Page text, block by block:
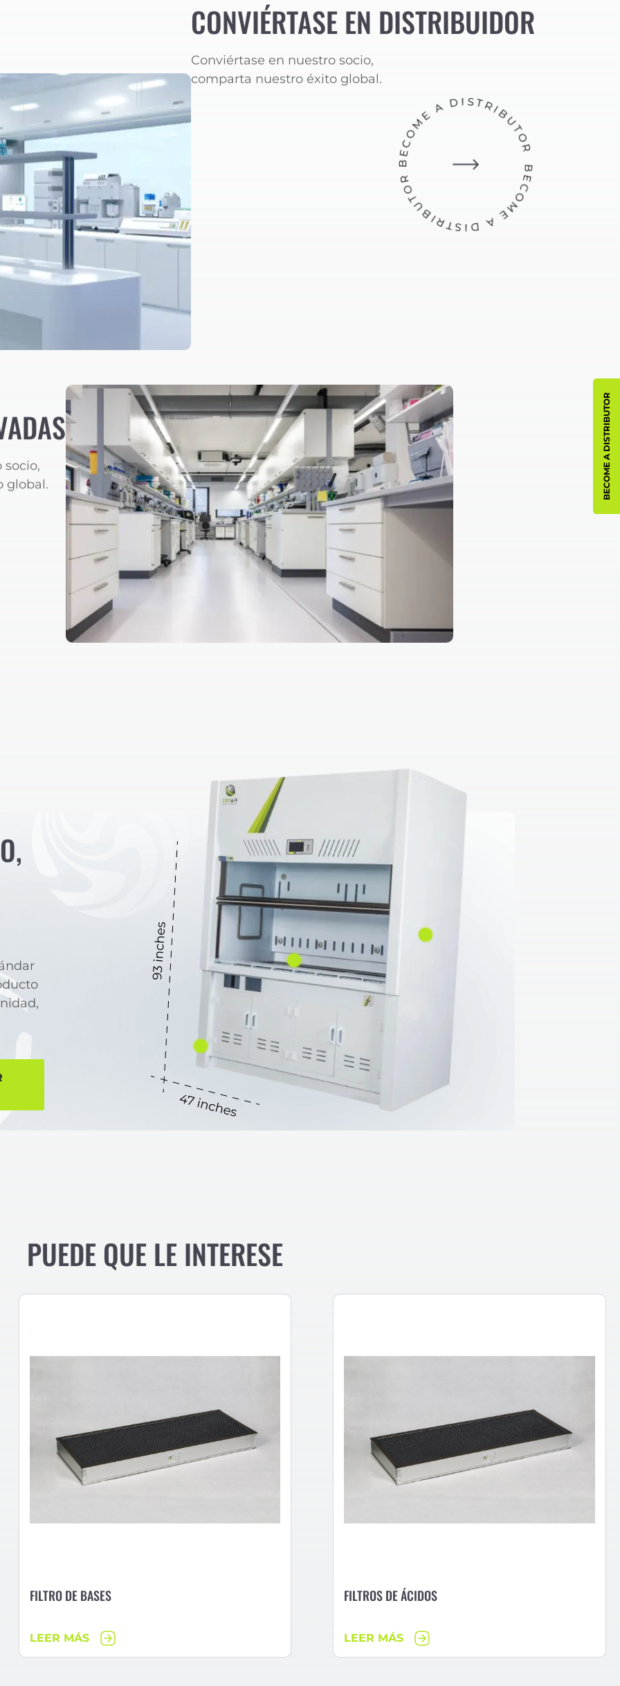
BECOME A DISTRIBUTOR
CONVIÉRTASE EN DISTRIBUIDOR
Conviértase en nuestro socio,
comparta nuestro éxito global.
socio,
global.
PUEDE QUE LE INTERESE
FILTRO DE BASES
LEER MÁS
FILTROS DE ÁCIDOS
LEER MÁS